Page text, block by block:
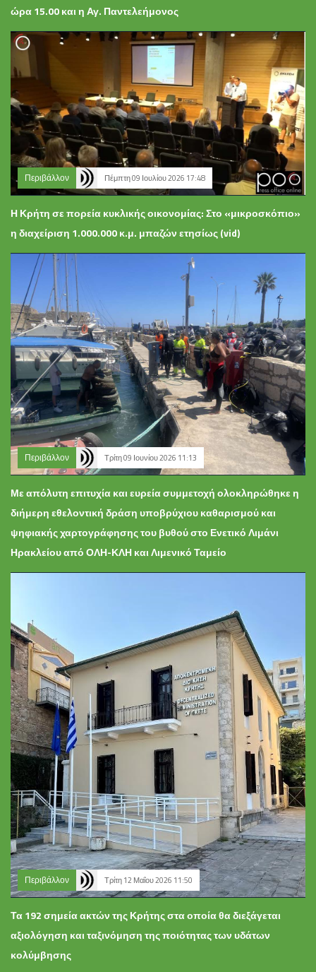
ώρα 15.00 και η Αγ. Παντελεήμονος
Περιβάλλον Πέμπτη 09 Ιουλίου 2026 17:48
Η Κρήτη σε πορεία κυκλικής οικονομίας: Στο «μικροσκόπιο»
η διαχείριση 1.000.000 κ.μ. μπαζών ετησίως (vid)
Περιβάλλον Τρίτη 09 Ιουνίου 2026 11:13
Με απόλυτη επιτυχία και ευρεία συμμετοχή ολοκληρώθηκε η
διήμερη εθελοντική δράση υποβρύχιου καθαρισμού και
ψηφιακής χαρτογράφησης του βυθού στο Ενετικό Λιμάνι
Ηρακλείου από ΟΛΗ-ΚΛΗ και Λιμενικό Ταμείο
Περιβάλλον Τρίτη 12 Μαΐου 2026 11:50
Τα 192 σημεία ακτών της Κρήτης στα οποία θα διεξάγεται
αξιολόγηση και ταξινόμηση της ποιότητας των υδάτων
κολύμβησης